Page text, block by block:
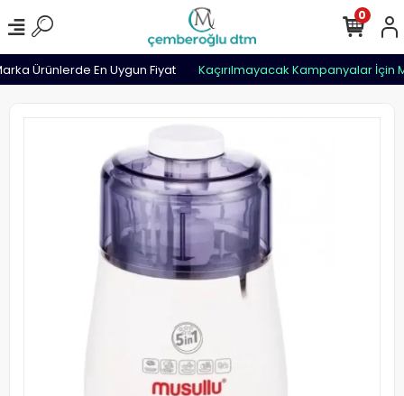
Ürünlerde En Uygun Fiyat Kaçırılmayacak Kampanyalar İçin
0